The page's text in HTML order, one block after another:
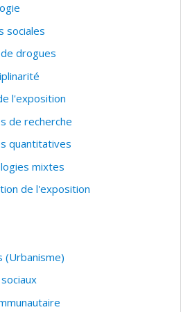
a recours à divers moyens,
et la création d’une plateforme
l’interaction et les échanges
entre les ressources humaines,
dans la
sociales
drogues
l'exposition
de recherche
quantitatives
mixtes
de l'exposition
(Urbanisme)